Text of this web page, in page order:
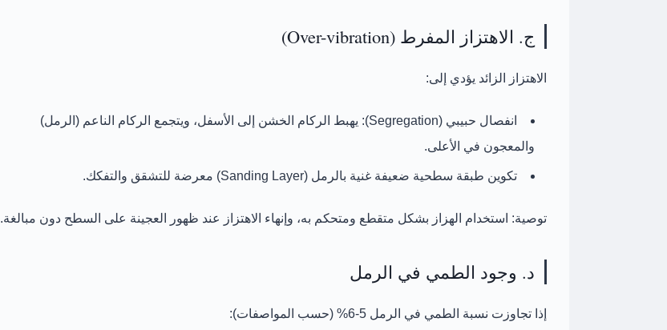
ج. الاهتزاز المفرط (Over-vibration)
الاهتزاز الزائد يؤدي إلى:
انفصال حبيبي (Segregation):
يهبط الركام الخشن إلى الأسفل، ويتجمع الركام الناعم (الرمل)
والمعجون في الأعلى.
تكوين طبقة سطحية ضعيفة غنية بالرمل (Sanding Layer) معرضة للتشقق والتفكك.
توصية: استخدام الهزاز بشكل متقطع ومتحكم به، وإنهاء الاهتزاز عند ظهور العجينة على السطح دون مبالغة.
د. وجود الطمي في الرمل
إذا تجاوزت نسبة الطمي في الرمل 5-6% (حسب المواصفات):